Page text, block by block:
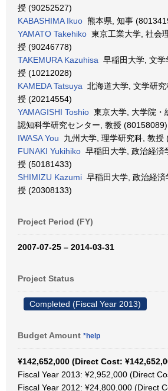
授 (90252527)
KABASHIMA Ikuo 熊本県, 知事
YAMATO Takehiko 東京工業大学, 社会
授 (90246778)
TAKEMURA Kazuhisa 早稲田大学, 文学
授 (10212028)
KAMEDA Tatsuya 北海道大学, 文学研究
授 (20214554)
YAMAGISHI Toshio 東京大学, 大学院・
認知科学研究センター, 教授 (80158089)
IWASA You 九州大学, 理学研究科, 教授
FUNAKI Yukihiko 早稲田大学, 政治経済
授 (50181433)
SHIMIZU Kazumi 早稲田大学, 政治経済
授 (20308133)
Project Period (FY)
2007-07-25 – 2014-03-31
Project Status
Completed (Fiscal Year 2013)
Budget Amount *help
¥142,652,000 (Direct Cost:
Fiscal Year 2013: ¥2,952,000 (Direct
Fiscal Year 2012: ¥24,800,000 (Direct